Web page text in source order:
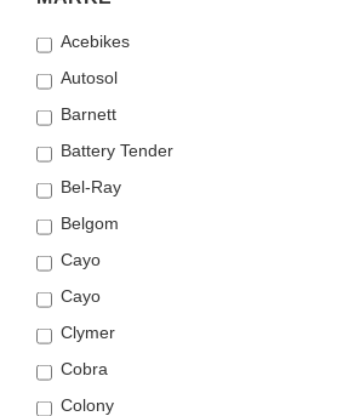
Acebikes
Autosol
Barnett
Battery Tender
Bel-Ray
Belgom
Cayo
Cayo
Clymer
Cobra
Colony